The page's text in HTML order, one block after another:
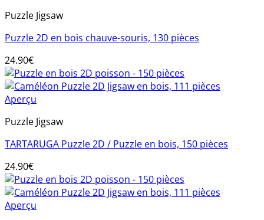
Puzzle Jigsaw
Puzzle 2D en bois chauve-souris, 130 pièces
24.90€
Aperçu
Puzzle Jigsaw
TARTARUGA Puzzle 2D / Puzzle en bois, 150 pièces
24.90€
Aperçu